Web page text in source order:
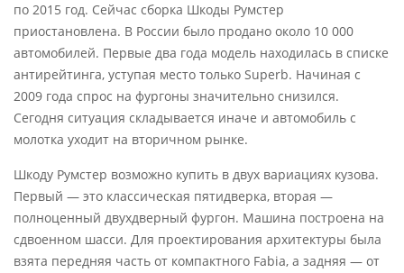
по 2015 год. Сейчас сборка Шкоды Румстер
приостановлена. В России было продано около 10 000
автомобилей. Первые два года модель находилась в списке
антирейтинга, уступая место только Superb. Начиная с
2009 года спрос на фургоны значительно снизился.
Сегодня ситуация складывается иначе и автомобиль с
молотка уходит на вторичном рынке.
Шкоду Румстер возможно купить в двух вариациях кузова.
Первый — это классическая пятидверка, вторая —
полноценный двухдверный фургон. Машина построена на
сдвоенном шасси. Для проектирования архитектуры была
взята передняя часть от компактного Fabia, а задняя — от